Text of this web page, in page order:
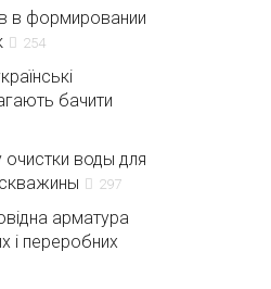
в формировании
254
бачити
воды для
297
арматура
і переробних